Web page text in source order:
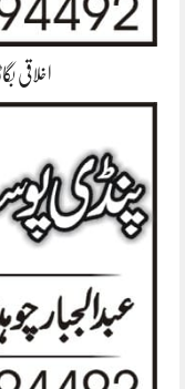
اخلاقی